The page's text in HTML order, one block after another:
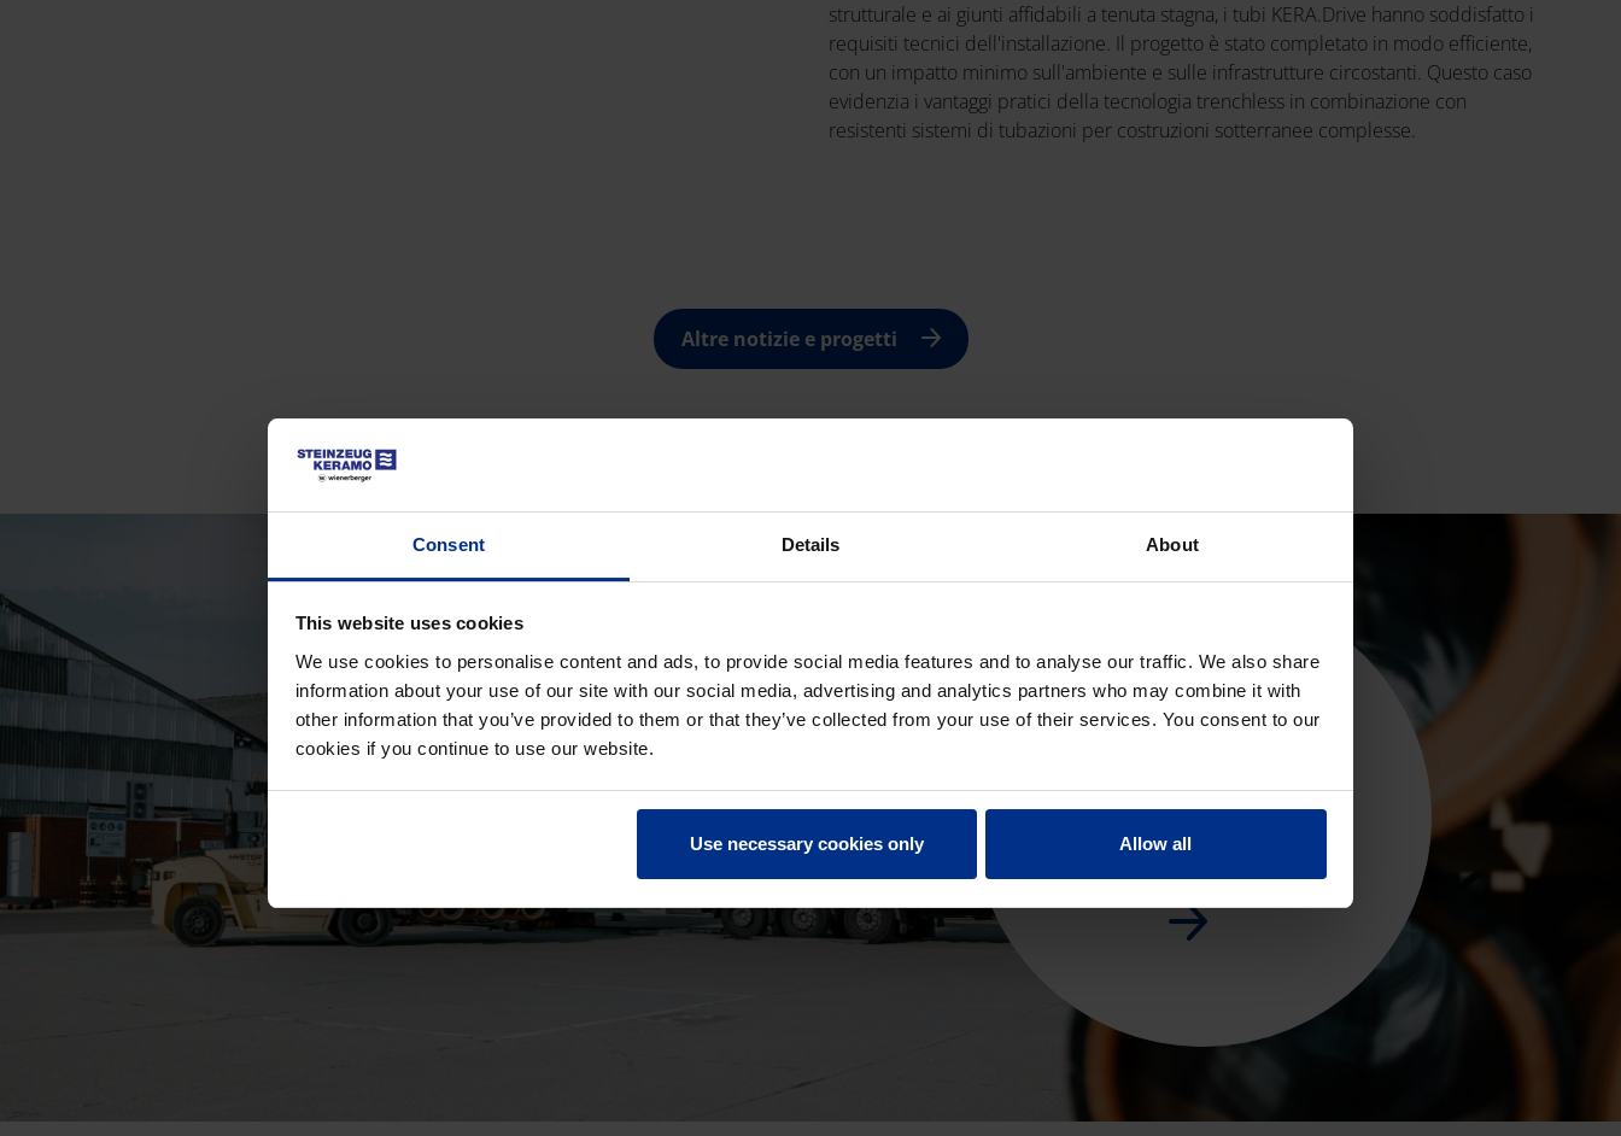
Consent Details About
This website uses cookies
We use cookies to personalise content and ads, to provide social media features and to analyse our traffic. We also share
information about your use of our site with our social media, advertising and analytics partners who may combine it with
other information that you’ve provided to them or that they’ve collected from your use of their services. You consent to our
cookies if you continue to use our website.
Use necessary cookies only Allow all
strutturale e ai giunti affidabili a tenuta stagna, i tubi KERA.Drive hanno soddisfatto i
requisiti tecnici dell'installazione. Il progetto è stato completato in modo efficiente,
con un impatto minimo sull'ambiente e sulle infrastrutture circostanti. Questo caso
evidenzia i vantaggi pratici della tecnologia trenchless in combinazione con
resistenti sistemi di tubazioni per costruzioni sotterranee complesse.
Altre notizie e progetti
SCOPRI DI PIÙ
Prodotto in modo sostenibile a
creiamo sistemi fognari affidabili.